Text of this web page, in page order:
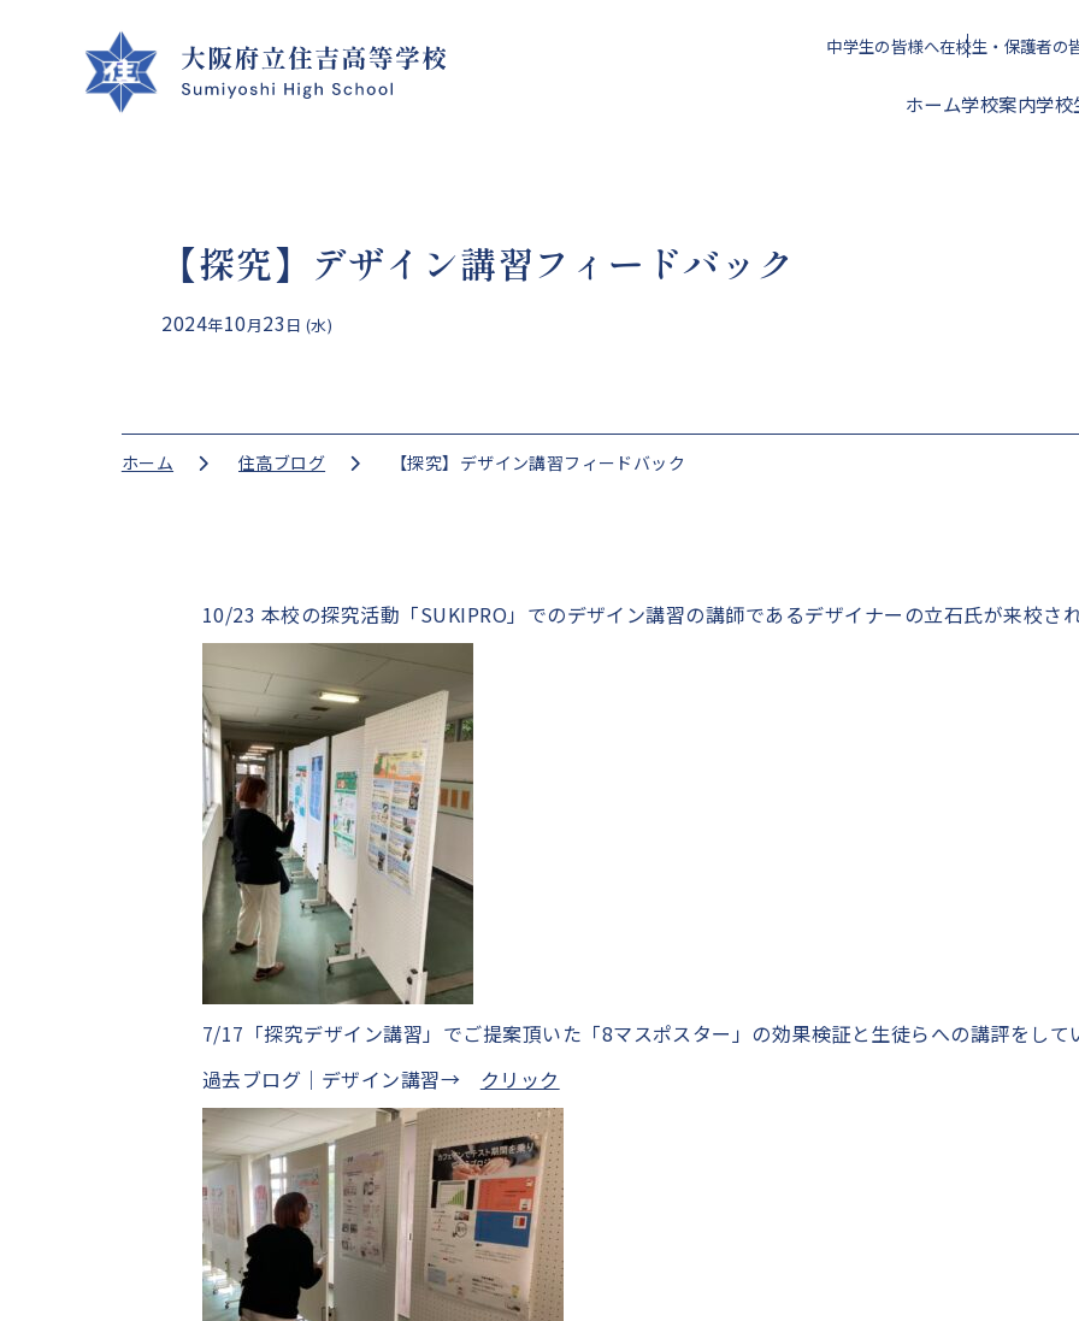
中学生の皆様へ在校生・保護者の
ホーム学校案内
学校案内
学校
学校生活
進路指導
クラブ活動
【探究】デザイン講習フィードバック
2024年10月23日 (水)
ホーム 住高ブログ 【探究】デザイン講習フィードバック
10/23 本校の探究活動「SUKIPRO」でのデザイン講習の講師であるデザイナーの立石氏が来校さ
7/17「探究デザイン講習」でご提案頂いた「8マスポスター」の効果検証と生徒らへの講評をして
過去ブログ｜デザイン講習→ クリック